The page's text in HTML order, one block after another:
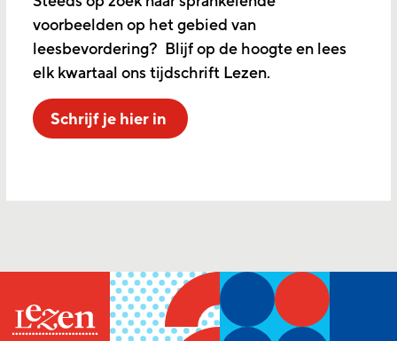
voorbeelden op het gebied van
leesbevordering? Blijf op de hoogte en lees
elk kwartaal ons tijdschrift Lezen.
Schrijf je hier in